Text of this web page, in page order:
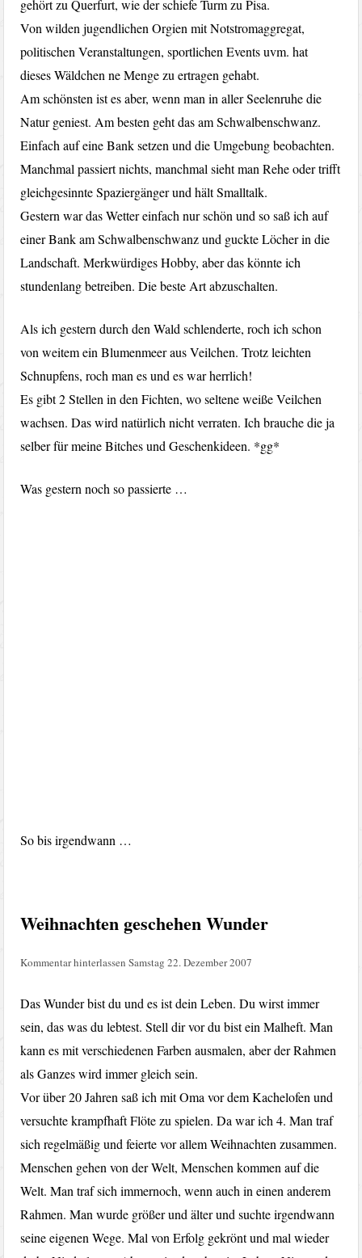
gehört zu Querfurt, wie der schiefe Turm zu Pisa.
Von wilden jugendlichen Orgien mit Notstromaggregat,
politischen Veranstaltungen, sportlichen Events uvm. hat
dieses Wäldchen ne Menge zu ertragen gehabt.
Am schönsten ist es aber, wenn man in aller Seelenruhe die
Natur geniest. Am besten geht das am Schwalbenschwanz.
Einfach auf eine Bank setzen und die Umgebung beobachten.
Manchmal passiert nichts, manchmal sieht man Rehe oder trifft
gleichgesinnte Spaziergänger und hält Smalltalk.
Gestern war das Wetter einfach nur schön und so saß ich auf
einer Bank am Schwalbenschwanz und guckte Löcher in die
Landschaft. Merkwürdiges Hobby, aber das könnte ich
stundenlang betreiben. Die beste Art abzuschalten.
Als ich gestern durch den Wald schlenderte, roch ich schon
von weitem ein Blumenmeer aus Veilchen. Trotz leichten
Schnupfens, roch man es und es war herrlich!
Es gibt 2 Stellen in den Fichten, wo seltene weiße Veilchen
wachsen. Das wird natürlich nicht verraten. Ich brauche die ja
selber für meine Bitches und Geschenkideen. *gg*
Was gestern noch so passierte …
So bis irgendwann …
Weihnachten geschehen Wunder
Kommentar hinterlassen Samstag 22. Dezember 2007
Das Wunder bist du und es ist dein Leben. Du wirst immer
sein, das was du lebtest. Stell dir vor du bist ein Malheft. Man
kann es mit verschiedenen Farben ausmalen, aber der Rahmen
als Ganzes wird immer gleich sein.
Vor über 20 Jahren saß ich mit Oma vor dem Kachelofen und
versuchte krampfhaft Flöte zu spielen. Da war ich 4. Man traf
sich regelmäßig und feierte vor allem Weihnachten zusammen.
Menschen gehen von der Welt, Menschen kommen auf die
Welt. Man traf sich immernoch, wenn auch in einen anderem
Rahmen. Man wurde größer und älter und suchte irgendwann
seine eigenen Wege. Mal von Erfolg gekrönt und mal wieder